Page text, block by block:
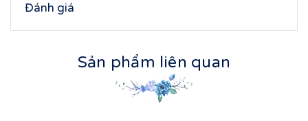
Đánh giá
Sản phẩm liên quan